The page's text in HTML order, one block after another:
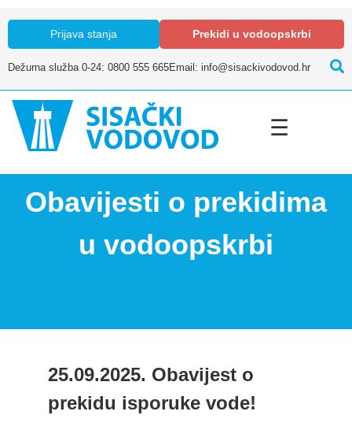
Prijava stanja Prekidi u vodoopskrbi
Dežurna služba 0-24: 0800 555 665Email: info@sisackivodovod.hr
☰
Obavijesti o prekidima
u vodoopskrbi
25.09.2025. Obavijest o
prekidu isporuke vode!